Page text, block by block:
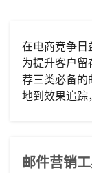
在电商竞争日
为提升客户
荐三类必备的
地到效果追踪
邮件营销